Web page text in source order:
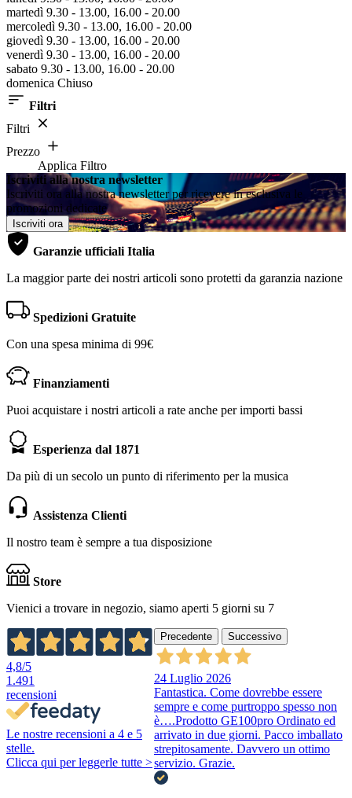
martedì 9.30 - 13.00, 16.00 - 20.00
mercoledì 9.30 - 13.00, 16.00 - 20.00
giovedì 9.30 - 13.00, 16.00 - 20.00
venerdì 9.30 - 13.00, 16.00 - 20.00
sabato 9.30 - 13.00, 16.00 - 20.00
domenica Chiuso
Filtri
Filtri
Prezzo
Applica Filtro
Iscriviti alla nostra newsletter
Iscriviti ora alla nostra newsletter per ricevere in esclusiva le
promozioni dedicate
Iscriviti ora
Garanzie ufficiali Italia
La maggior parte dei nostri articoli sono protetti da garanzia nazione
Spedizioni Gratuite
Con una spesa minima di 99€
Finanziamenti
Puoi acquistare i nostri articoli a rate anche per importi bassi
Esperienza dal 1871
Da più di un secolo un punto di riferimento per la musica
Assistenza Clienti
Il nostro team è sempre a tua disposizione
Store
Vienici a trovare in negozio, siamo aperti 5 giorni su 7
4,8/5
1.491
recensioni
Le nostre recensioni a 4 e 5
stelle.
Clicca qui per leggerle tutte >
Precedente Successivo
24 Luglio 2026
Fantastica. Come dovrebbe essere
sempre e come purtroppo spesso non
è….Prodotto GE100pro Ordinato ed
arrivato in due giorni. Pacco imballato
strepitosamente. Davvero un ottimo
servizio. Grazie.